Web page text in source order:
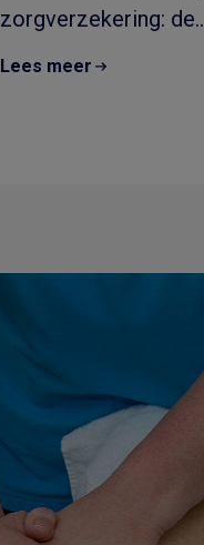
zorgverzekering: de..
Lees meer